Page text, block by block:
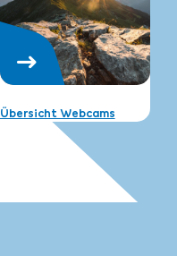
Übersicht Webcams